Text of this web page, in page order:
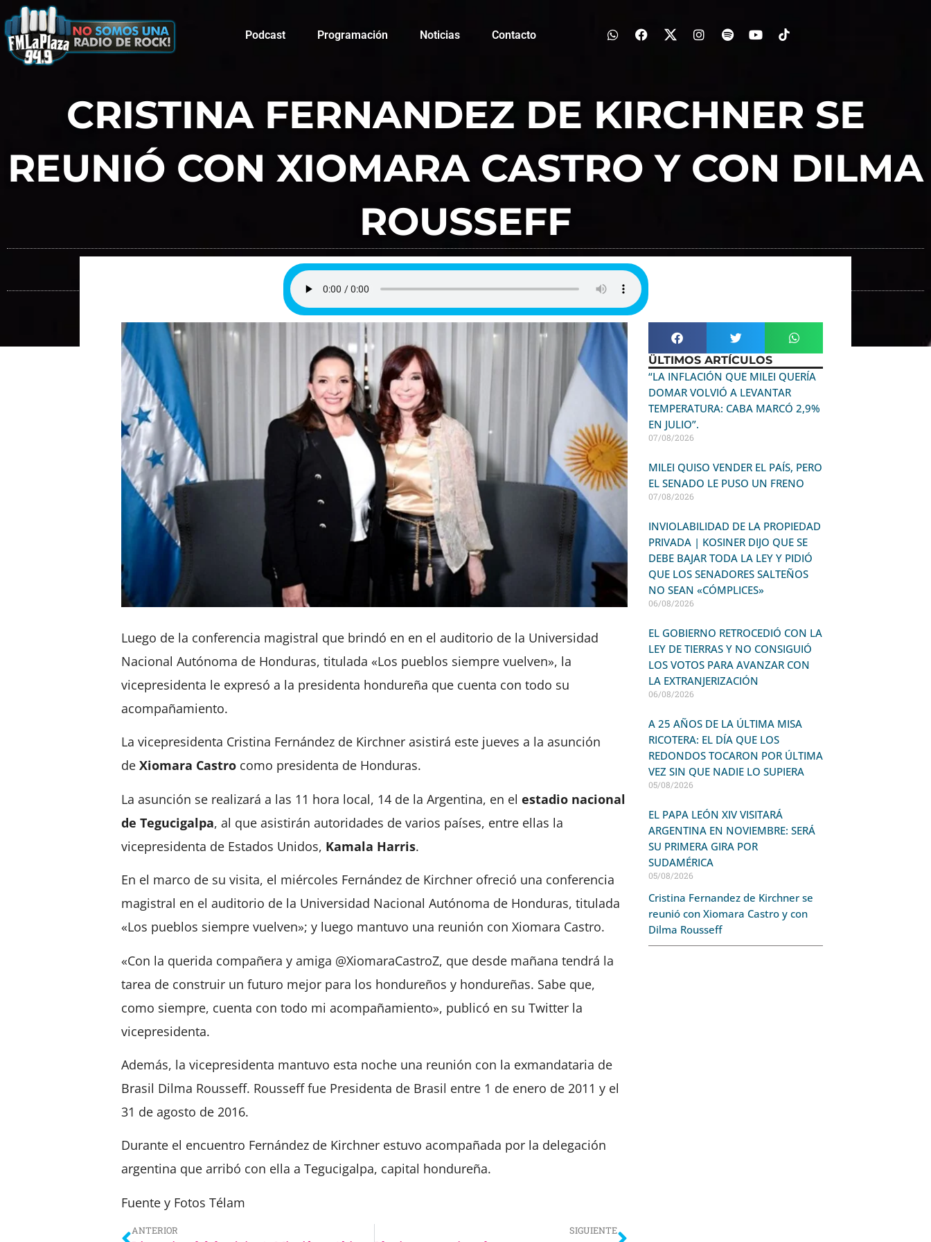
Podcast Programación Noticias Contacto
CRISTINA FERNANDEZ DE KIRCHNER SE
REUNIÓ CON XIOMARA CASTRO Y CON DILMA
ROUSSEFF
FM La Plaza enero 27, 2022
Luego de la conferencia magistral que brindó en en el auditorio de la Universidad
Nacional Autónoma de Honduras, titulada «Los pueblos siempre vuelven», la
vicepresidenta le expresó a la presidenta hondureña que cuenta con todo su
acompañamiento.
La vicepresidenta Cristina Fernández de Kirchner asistirá este jueves a la asunción
de Xiomara Castro como presidenta de Honduras.
La asunción se realizará a las 11 hora local, 14 de la Argentina, en el estadio nacional
de Tegucigalpa, al que asistirán autoridades de varios países, entre ellas la
vicepresidenta de Estados Unidos, Kamala Harris.
En el marco de su visita, el miércoles Fernández de Kirchner ofreció una conferencia
magistral en el auditorio de la Universidad Nacional Autónoma de Honduras, titulada
«Los pueblos siempre vuelven»; y luego mantuvo una reunión con Xiomara Castro.
«Con la querida compañera y amiga @XiomaraCastroZ, que desde mañana tendrá la
tarea de construir un futuro mejor para los hondureños y hondureñas. Sabe que,
como siempre, cuenta con todo mi acompañamiento», publicó en su Twitter la
vicepresidenta.
Además, la vicepresidenta mantuvo esta noche una reunión con la exmandataria de
Brasil Dilma Rousseff. Rousseff fue Presidenta de Brasil entre 1 de enero de 2011 y el
31 de agosto de 2016.
Durante el encuentro Fernández de Kirchner estuvo acompañada por la delegación
argentina que arribó con ella a Tegucigalpa, capital hondureña.
Fuente y Fotos Télam
ANTERIOR SIGUIENTE
ÜLTIMOS ARTÍCULOS
“LA INFLACIÓN QUE MILEI QUERÍA
DOMAR VOLVIÓ A LEVANTAR
TEMPERATURA: CABA MARCÓ 2,9%
EN JULIO”.
07/08/2026
MILEI QUISO VENDER EL PAÍS, PERO
EL SENADO LE PUSO UN FRENO
07/08/2026
INVIOLABILIDAD DE LA PROPIEDAD
PRIVADA | KOSINER DIJO QUE SE
DEBE BAJAR TODA LA LEY Y PIDIÓ
QUE LOS SENADORES SALTEÑOS
NO SEAN «CÓMPLICES»
06/08/2026
EL GOBIERNO RETROCEDIÓ CON LA
LEY DE TIERRAS Y NO CONSIGUIÓ
LOS VOTOS PARA AVANZAR CON
LA EXTRANJERIZACIÓN
06/08/2026
A 25 AÑOS DE LA ÚLTIMA MISA
RICOTERA: EL DÍA QUE LOS
REDONDOS TOCARON POR ÚLTIMA
VEZ SIN QUE NADIE LO SUPIERA
05/08/2026
EL PAPA LEÓN XIV VISITARÁ
ARGENTINA EN NOVIEMBRE: SERÁ
SU PRIMERA GIRA POR
SUDAMÉRICA
05/08/2026
Cristina Fernandez de Kirchner se
reunió con Xiomara Castro y con
Dilma Rousseff